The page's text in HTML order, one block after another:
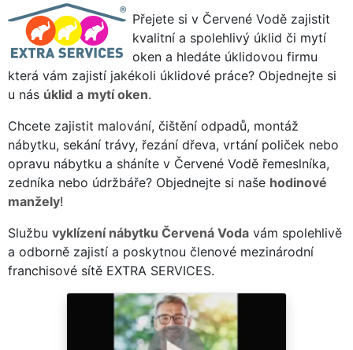
Přejete si v Červené Vodě zajistit
kvalitní a spolehlivý úklid či mytí
oken a hledáte úklidovou firmu
která vám zajistí jakékoli úklidové práce? Objednejte si
u nás úklid a mytí oken.
Chcete zajistit malování, čištění odpadů, montáž
nábytku, sekání trávy, řezání dřeva, vrtání poliček nebo
opravu nábytku a sháníte v Červené Vodě řemeslníka,
zedníka nebo údržbáře? Objednejte si naše hodinové
manžely!
Službu vyklízení nábytku Červená Voda vám spolehlivě
a odborně zajistí a poskytnou členové mezinárodní
franchisové sítě EXTRA SERVICES.